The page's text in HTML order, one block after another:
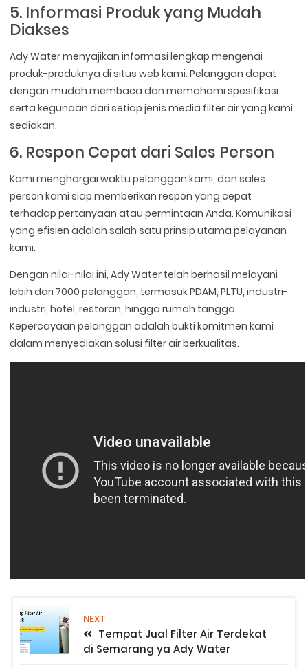
5. Informasi Produk yang Mudah
Diakses
Ady Water menyajikan informasi lengkap mengenai
produk-produknya di situs web kami. Pelanggan dapat
dengan mudah membaca dan memahami spesifikasi
serta kegunaan dari setiap jenis media filter air yang kami
sediakan.
6. Respon Cepat dari Sales Person
Kami menghargai waktu pelanggan kami, dan sales
person kami siap memberikan respon yang cepat
terhadap pertanyaan atau permintaan Anda. Komunikasi
yang efisien adalah salah satu prinsip utama pelayanan
kami.
Dengan nilai-nilai ini, Ady Water telah berhasil melayani
lebih dari 7000 pelanggan, termasuk PDAM, PLTU, industri-
industri, hotel, restoran, hingga rumah tangga.
Kepercayaan pelanggan adalah bukti komitmen kami
dalam menyediakan solusi filter air berkualitas.
NEXT
Tempat Jual Filter Air Terdekat
di Semarang ya Ady Water